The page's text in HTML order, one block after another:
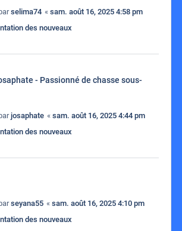
selima74 « sam. août 16, 2025 4:58 pm
des nouveaux
- Passionné de chasse sous-
josaphate « sam. août 16, 2025 4:44 pm
des nouveaux
seyana55 « sam. août 16, 2025 4:10 pm
des nouveaux